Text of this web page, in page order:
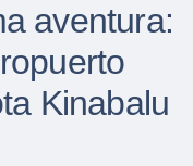
aventura:
Kinabalu